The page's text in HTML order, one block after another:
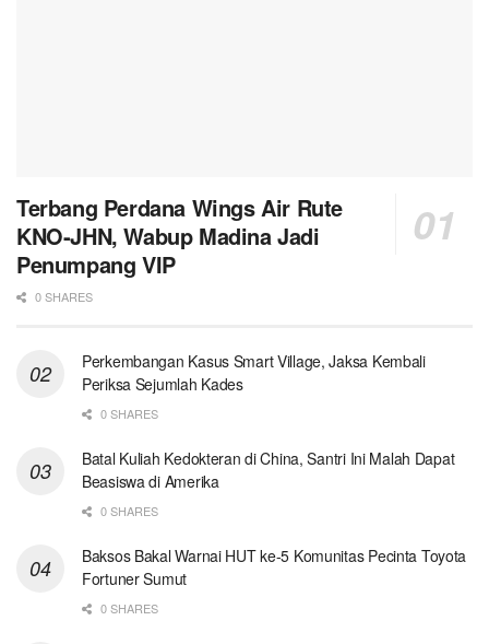
Terbang Perdana Wings Air Rute
KNO-JHN, Wabup Madina Jadi
Penumpang VIP
0 SHARES
Perkembangan Kasus Smart Village, Jaksa Kembali
Periksa Sejumlah Kades
0 SHARES
Batal Kuliah Kedokteran di China, Santri Ini Malah Dapat
Beasiswa di Amerika
0 SHARES
Baksos Bakal Warnai HUT ke-5 Komunitas Pecinta Toyota
Fortuner Sumut
0 SHARES